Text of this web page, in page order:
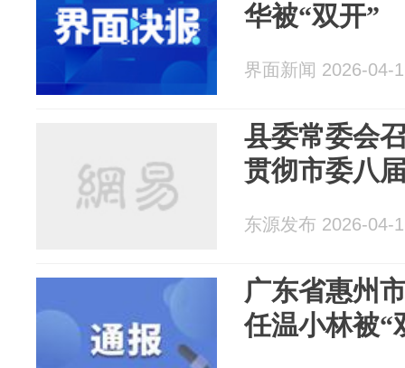
华被“双开”
界面新闻 2026-04-
县委常委会
贯彻市委八
东源发布 2026-04-
广东省惠州
任温小林被“